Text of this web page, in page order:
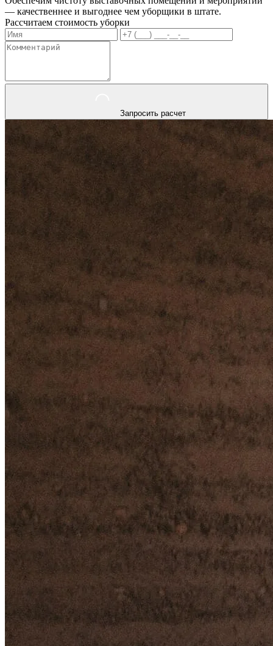
— качественнее и выгоднее чем уборщики в штате.
Рассчитаем стоимость уборки
Запросить расчет